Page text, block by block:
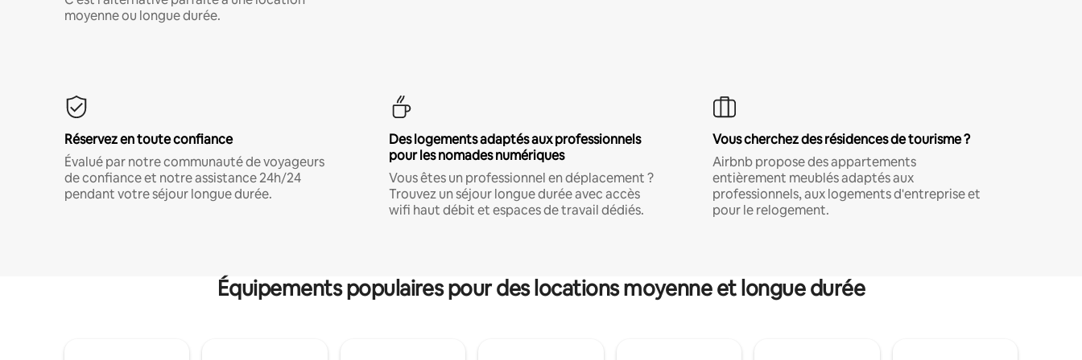
moyenne ou longue durée.
Réservez en toute confiance
Évalué par notre communauté de voyageurs
de confiance et notre assistance 24h/24
pendant votre séjour longue durée.
Des logements adaptés aux professionnels
pour les nomades numériques
Vous êtes un professionnel en déplacement ?
Trouvez un séjour longue durée avec accès
wifi haut débit et espaces de travail dédiés.
Vous cherchez des résidences de tourisme ?
Airbnb propose des appartements
entièrement meublés adaptés aux
professionnels, aux logements d'entreprise et
pour le relogement.
Équipements populaires pour des locations moyenne et longue durée